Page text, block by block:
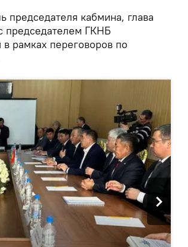
председателя кабмина, глава
председателем ГКНБ
рамках переговоров по